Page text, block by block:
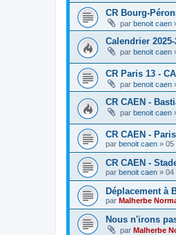
CR Bourg-
par benoit caen
Calendrier 2025-
par benoit caen
CR Paris 13 -
par benoit caen
CR CAEN -
par benoit caen
CR CAEN -
par benoit caen » 05
CR CAEN -
par benoit caen » 04
Déplacement à
par Malherbe
Nous n'irons
par Malherbe